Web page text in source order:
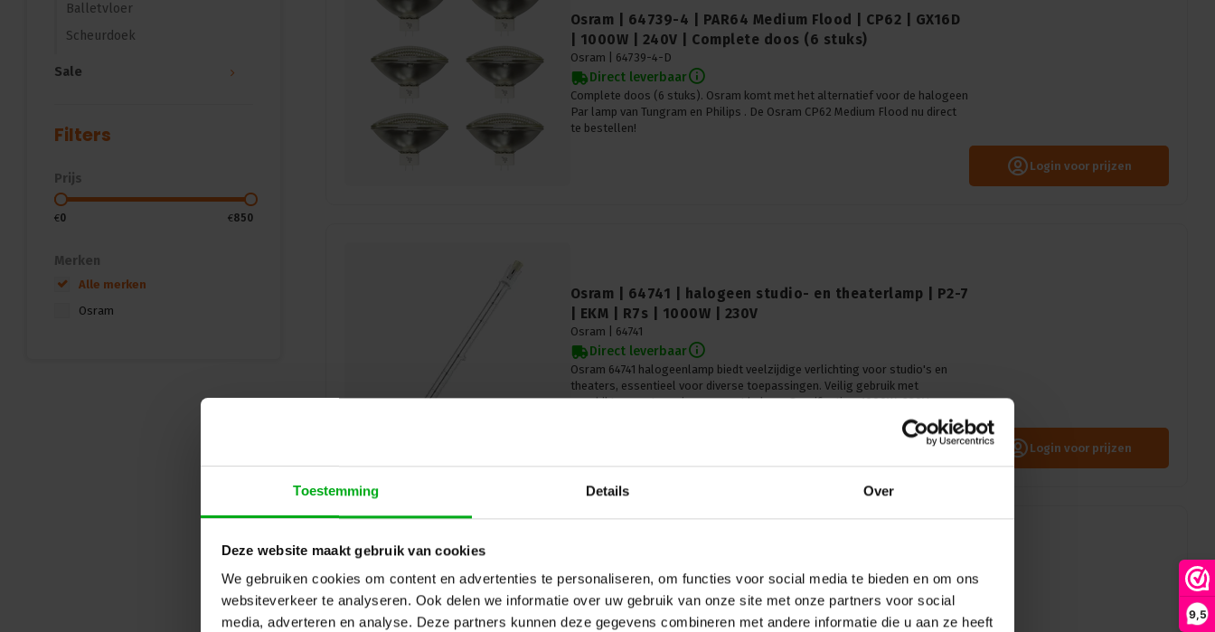
Toestemming Details Over
Deze website maakt gebruik van cookies
We gebruiken cookies om content en advertenties te personaliseren, om functies voor social media te bieden en om ons
websiteverkeer te analyseren. Ook delen we informatie over uw gebruik van onze site met onze partners voor social
media, adverteren en analyse. Deze partners kunnen deze gegevens combineren met andere informatie die u aan ze heeft
9,5
Balletvloer
Scheurdoek
Sale
Filters
Prijs
€0 €850
Merken
Alle merken
Osram
Osram | 64739-4 | PAR64 Medium Flood | CP62 | GX16D
| 1000W | 240V | Complete doos (6 stuks)
Osram | 64739-4-D
Direct leverbaar
Complete doos (6 stuks). Osram komt met het alternatief voor de halogeen
Par lamp van Tungram en Philips . De Osram CP62 Medium Flood nu direct
te bestellen!
Login voor prijzen
Osram | 64741 | halogeen studio- en theaterlamp | P2-7
| EKM | R7s | 1000W | 230V
Osram | 64741
Direct leverbaar
Osram 64741 halogeenlamp biedt veelzijdige verlichting voor studio's en
theaters, essentieel voor diverse toepassingen. Veilig gebruik met
geschikte armaturen is van groot belang. Specificaties: 1000W, 230V,
Login voor prijzen
Osram | 64738-4 | PAR64 Narrow | CP61 | GX16D |
1000W | 240V | Complete doos (6 stuks)